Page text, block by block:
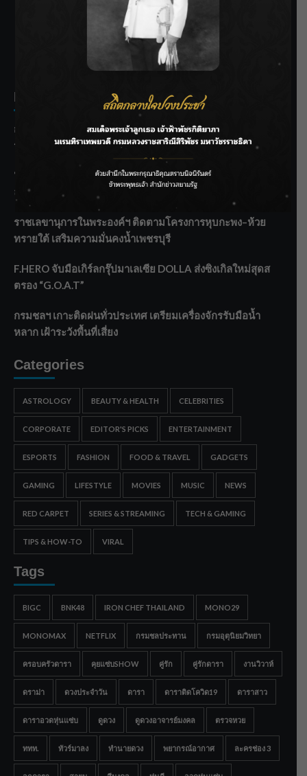
SIAMRATH VARIETY
THE BEST ENTERTAINMENT
Recent Posts
กรมชลฯ รับฟังประชาชน ติดตามแก้ปัญหาโครงการประตู
ระบายน้ำศรีสองรักฯ
‘แมน การิน’ แชร์ความเชื่อชวนคิด! “อยากกินอะไรหลังจาก
ลาโลกนี้ ให้ใส่บาตรสิ่งนั้นไว้ตอนยังมีชีวิต”
ราชเลขานุการในพระองค์ฯ ติดตามโครงการหุบกะพง–ห้วย
ทรายใต้ เสริมความมั่นคงน้ำเพชรบุรี
F.HERO จับมือเกิร์ลกรุ๊ปมาเลเซีย DOLLA ส่งซิงเกิลใหม่สุดส
ตรอง “G.O.A.T”
กรมชลฯ เกาะติดฝนทั่วประเทศ เตรียมเครื่องจักรรับมือน้ำ
หลาก เฝ้าระวังพื้นที่เสี่ยง
Categories
ASTROLOGY BEAUTY & HEALTH CELEBRITIES
CORPORATE EDITOR'S PICKS ENTERTAINMENT
ESPORTS FASHION FOOD & TRAVEL GADGETS
GAMING LIFESTYLE MOVIES MUSIC NEWS
RED CARPET SERIES & STREAMING TECH & GAMING
TIPS & HOW-TO VIRAL
Tags
BIGC BNK48 IRON CHEF THAILAND MONO29
MONOMAX NETFLIX กรมชลประทาน กรมอุตุนิยมวิทยา
ครอบครัวดารา คุยแซ่บSHOW คู่รัก คู่รักดารา งานวิวาห์
ดราม่า ดวงประจำวัน ดารา ดาราติดโควิด19 ดาราสาว
ดาราอวดหุ่นแซ่บ ดูดวง ดูดวงอาจารย์มงคล ตรวจหวย
ททท. ทัวร์มาลง ทำนายดวง พยากรณ์อากาศ ละครช่อง 3